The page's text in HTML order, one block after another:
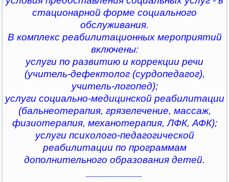
стационарной форме социального
обслуживания.
В комплекс реабилитационных мероприятий
включены:
услуги по развитию и коррекции речи
(учитель-дефектолог (сурдопедагог),
учитель-логопед);
услуги социально-медицинской реабилитации
(бальнеотерапия, грязелечение, массаж,
физиотерапия, механотерапия, ЛФК, АФК);
услуги психолого-педагогической
реабилитации по программам
дополнительного образования детей.